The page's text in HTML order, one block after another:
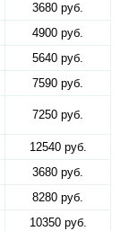
3680 руб.
4900 руб.
5640 руб.
7590 руб.
7250 руб.
12540 руб.
3680 руб.
8280 руб.
10350 руб.